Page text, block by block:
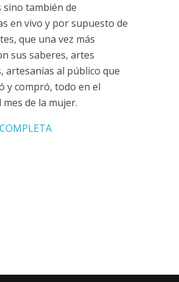
sino también de
en vivo y por supuesto de
que una vez más
sus saberes, artes
artesanías al público que
y compró, todo en el
mes de la mujer.